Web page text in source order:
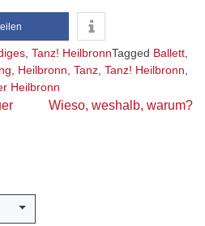
Tanz! HeilbronnTagged Ballett
Heilbronn Tanz Tanz! Heilbronn
Heilbronn
Wieso, weshalb, warum?